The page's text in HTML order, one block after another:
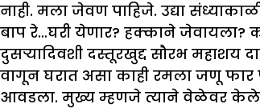
नाही. मला जेवण पाहिजे. उद्या संध्याकाळी
बाप रे…घरी येणार? हक्काने जेवायला?
दुसऱ्यादिवशी दस्तूरखुद्द सौरभ
वागून घरात असा काही रमला जणू फार
आवडला. मुख्य म्हणजे त्याने वेळेवर